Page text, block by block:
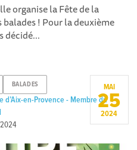
organise la Fête de la
! Pour la deuxième
décidé...
BALADES
en-Provence - Membre du
MAI
25
2024